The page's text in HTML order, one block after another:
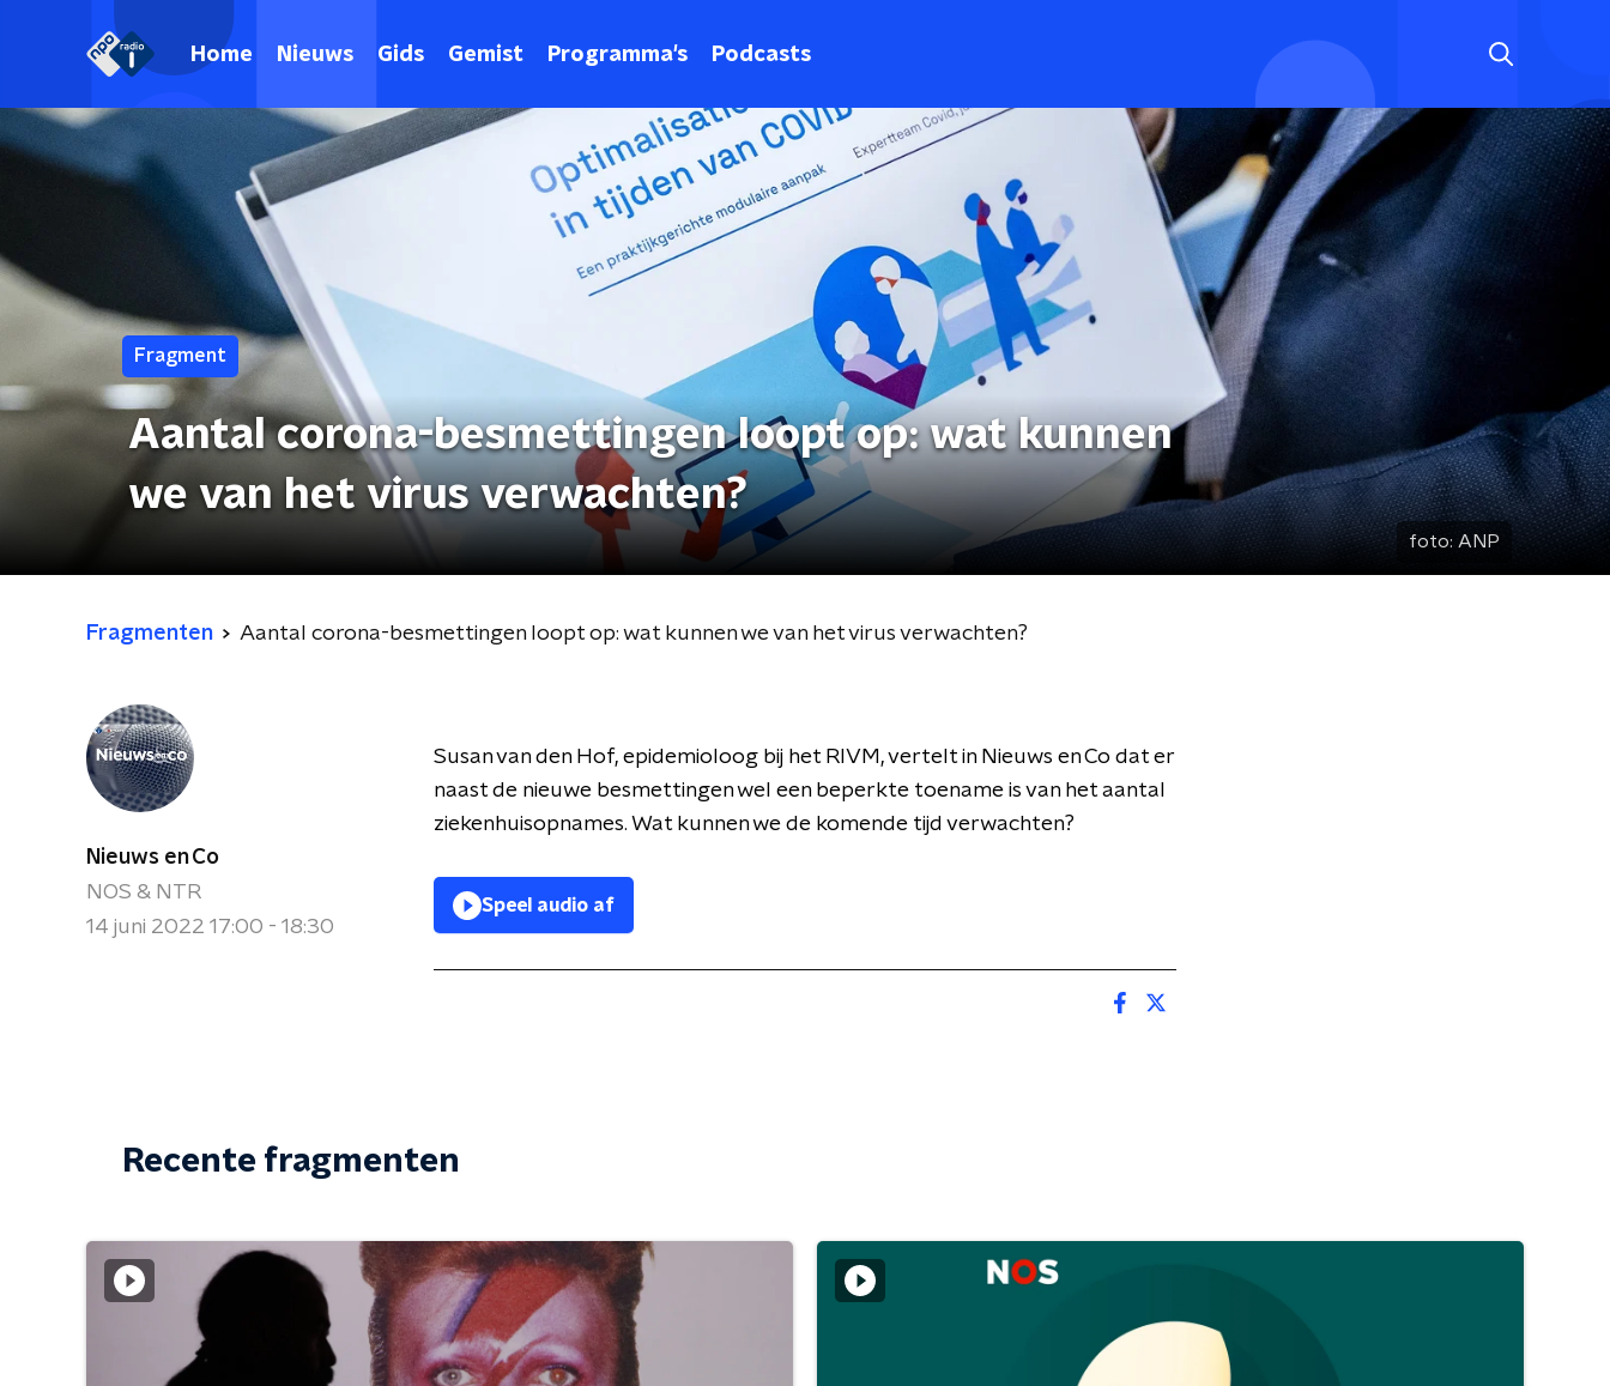
Home Nieuws Gids Gemist Programma's Podcasts
Fragment
Aantal corona-besmettingen loopt op: wat kunnen
we van het virus verwachten?
foto: ANP
Fragmenten Aantal corona-besmettingen loopt op: wat kunnen we van het virus verwachten?
Nieuws en Co
NOS & NTR
14 juni 2022 17:00 - 18:30
Susan van den Hof, epidemioloog bij het RIVM, vertelt in Nieuws en Co dat er
naast de nieuwe besmettingen wel een beperkte toename is van het aantal
ziekenhuisopnames. Wat kunnen we de komende tijd verwachten?
Speel audio af
Recente fragmenten